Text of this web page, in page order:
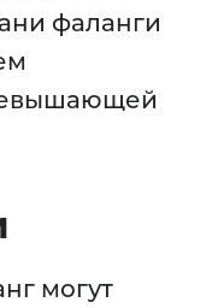
фаланги
могут